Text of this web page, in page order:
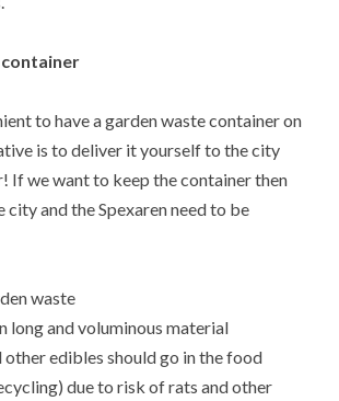
to have a garden waste container on
is to deliver it yourself to the city
If we want to keep the container then
city and the Spexaren need to be
waste
long and voluminous material
other edibles should go in the food
due to risk of rats and other